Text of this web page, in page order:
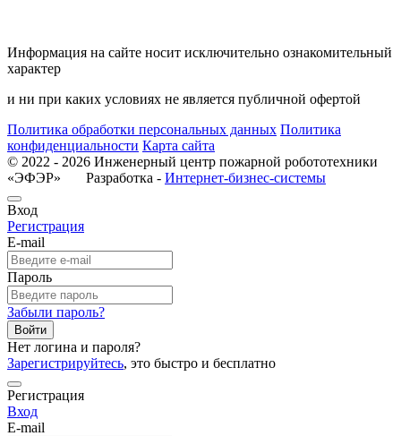
Информация на сайте носит исключительно ознакомительный
характер
и ни при каких условиях не является публичной офертой
Политика обработки персональных данных Политика
конфиденциальности Карта сайта
© 2022 - 2026 Инженерный центр пожарной робототехники
«ЭФЭР» Разработка - Интернет-бизнес-системы
Вход
Регистрация
E-mail
Пароль
Забыли пароль?
Войти
Нет логина и пароля?
Зарегистрируйтесь, это быстро и бесплатно
Регистрация
Вход
E-mail